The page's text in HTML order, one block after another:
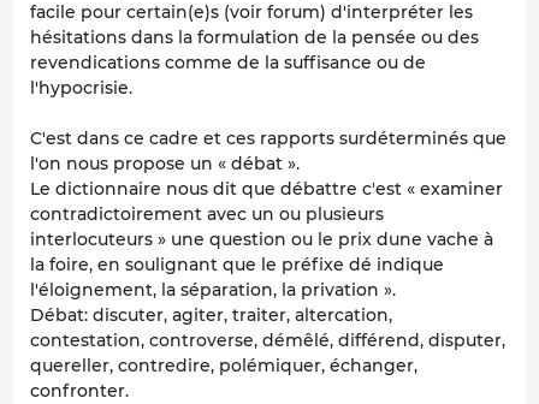
facile pour certain(e)s (voir forum) d'interpréter les
hésitations dans la formulation de la pensée ou des
revendications comme de la suffisance ou de
l'hypocrisie.
C'est dans ce cadre et ces rapports surdéterminés que
l'on nous propose un « débat ».
Le dictionnaire nous dit que débattre c'est « examiner
contradictoirement avec un ou plusieurs
interlocuteurs » une question ou le prix dune vache à
la foire, en soulignant que le préfixe dé indique
l'éloignement, la séparation, la privation ».
Débat: discuter, agiter, traiter, altercation,
contestation, controverse, démêlé, différend, disputer,
quereller, contredire, polémiquer, échanger,
confronter.